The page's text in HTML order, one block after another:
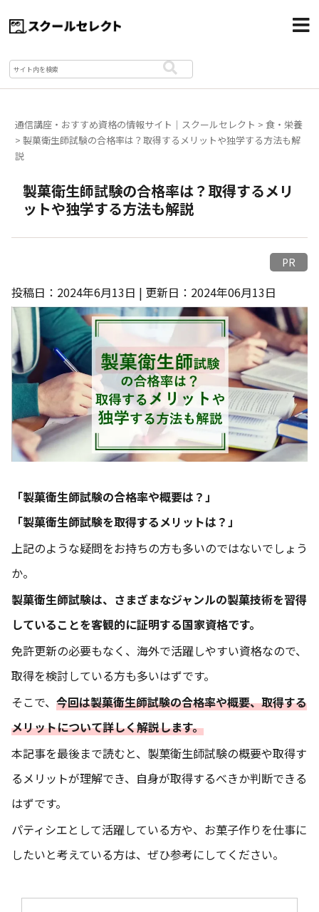
通信講座・おすすめ資格の情報サイト｜スクールセレクト >食・栄養
>製菓衛生師試験の合格率は？取得するメリットや独学する方法も解
説
製菓衛生師試験の合格率は？取得するメリ
ットや独学する方法も解説
PR
投稿日：2024年6月13日 | 更新日：2024年06月13日
「製菓衛生師試験の合格率や概要は？」
「製菓衛生師試験を取得するメリットは？」
上記のような疑問をお持ちの方も多いのではないでしょう
か。
製菓衛生師試験は、さまざまなジャンルの製菓技術を習得
していることを客観的に証明する国家資格です。
免許更新の必要もなく、海外で活躍しやすい資格なので、
取得を検討している方も多いはずです。
そこで、 今回は製菓衛生師試験の合格率や概要、取得する
メリットについて詳しく解説します。
本記事を最後まで読むと、製菓衛生師試験の概要や取得す
るメリットが理解でき、自身が取得するべきか判断できる
はずです。
パティシエとして活躍している方や、お菓子作りを仕事に
したいと考えている方は、ぜひ参考にしてください。